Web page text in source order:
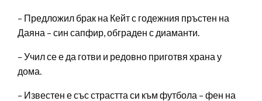
– Предложил брак на Кейт с годежния пръстен на
Даяна – син сапфир, обграден с диаманти.
– Учил се е да готви и редовно приготвя храна у
дома.
– Известен е със страстта си към футбола – фен на